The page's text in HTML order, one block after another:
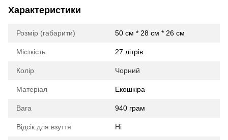
Характеристики
Розмір (габарити) 50 см * 28 см * 26 см
Місткість 27 літрів
Колір Чорний
Матеріал Екошкіра
Вага 940 грам
Відсік для взуття Ні